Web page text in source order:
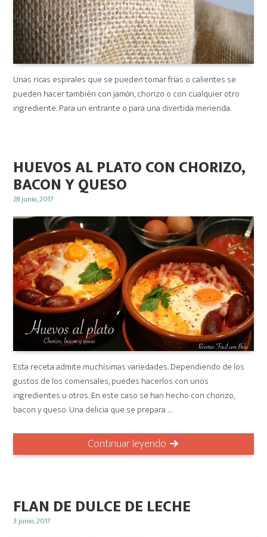
Unas ricas espirales que se pueden tomar frías o calientes se
pueden hacer también con jamón, chorizo o con cualquier otro
ingrediente. Para un entrante o para una divertida merienda.
HUEVOS AL PLATO CON CHORIZO,
BACON Y QUESO
Posted
28 junio, 2017
Esta receta admite muchísimas variedades. Dependiendo de los
gustos de los comensales, puedes hacerlos con unos
ingredientes u otros. En este caso se han hecho con chorizo,
bacon y queso. Una delicia que se prepara …
Continuar leyendo
FLAN DE DULCE DE LECHE
Posted
3 junio, 2017